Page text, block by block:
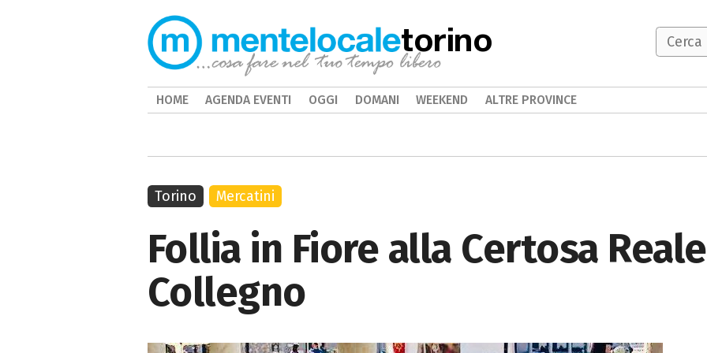
Follia in Fiore alla Certosa
Collegno
Torino Mercatini
torino
HOME AGENDA EVENTI OGGI DOMANI WEEKEND ALTRE PROVINCE